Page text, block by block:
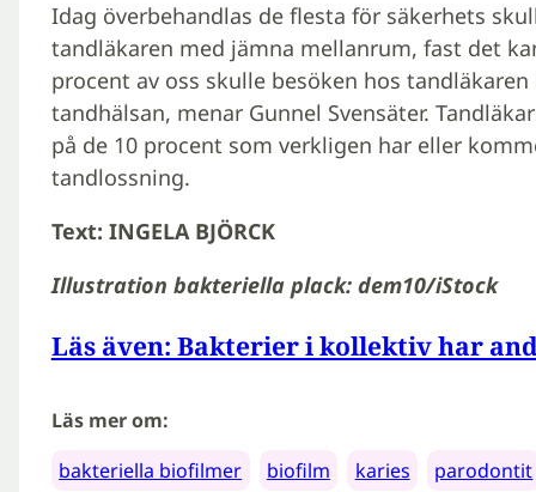
Idag överbehandlas de flesta för säkerhets
tandläkaren med jämna mellanrum, fast det
procent av oss skulle besöken hos
tandhälsan, menar Gunnel Svensäter.
på de 10 procent som verkligen har eller
tandlossning.
Text: INGELA BJÖRCK
Illustration bakteriella plack: dem10/iStock
Läs även: Bakterier i kollektiv har
Läs mer om:
bakteriella biofilmer
biofilm karies parodontit